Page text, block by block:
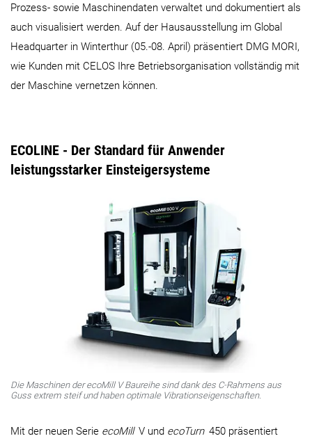
Prozess- sowie Maschinendaten verwaltet und dokumentiert als
auch visualisiert werden. Auf der Hausausstellung im Global
Headquarter in Winterthur (05.-08. April) präsentiert DMG MORI,
wie Kunden mit CELOS Ihre Betriebsorganisation vollständig mit
der Maschine vernetzen können.
ECOLINE - Der Standard für Anwender
leistungsstarker Einsteigersysteme
Die Maschinen der ecoMill V Baureihe sind dank des C-Rahmens aus
Guss extrem steif und haben optimale Vibrationseigenschaften.
Mit der neuen Serie ecoMill V und ecoTurn 450 präsentiert